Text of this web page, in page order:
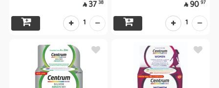
97
90

1
38
37

1